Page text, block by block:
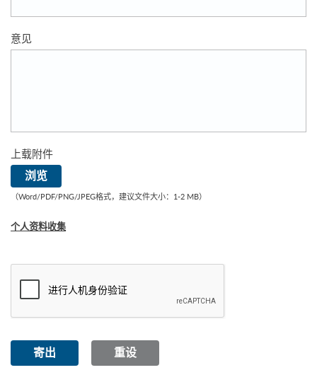
意见
上载附件
浏览上载附件
（Word/PDF/PNG/JPEG格式，建议文件大小：1-2 MB）
个人资料收集
寄出 重设